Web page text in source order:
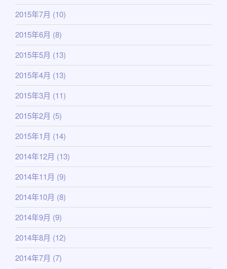
2015年7月 (10)
2015年6月 (8)
2015年5月 (13)
2015年4月 (13)
2015年3月 (11)
2015年2月 (5)
2015年1月 (14)
2014年12月 (13)
2014年11月 (9)
2014年10月 (8)
2014年9月 (9)
2014年8月 (12)
2014年7月 (7)